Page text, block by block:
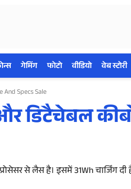
गेमिंग फोटो वीडियो वेब स्टोरी
And Specs Sale
डिटैचेबल
से लैस है। इसमें 31Wh चार्जिंग